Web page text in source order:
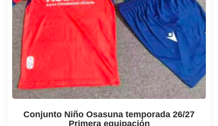
Conjunto Niño Osasuna temporada 26/27
Primera equipación